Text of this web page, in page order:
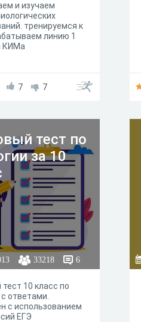
и изучаем
тренируемся к
линию 1
КИМа
7 7
тест по
за 10
33218 6
тест 10 класс по
ответами.
с использованием
ЕГЭ